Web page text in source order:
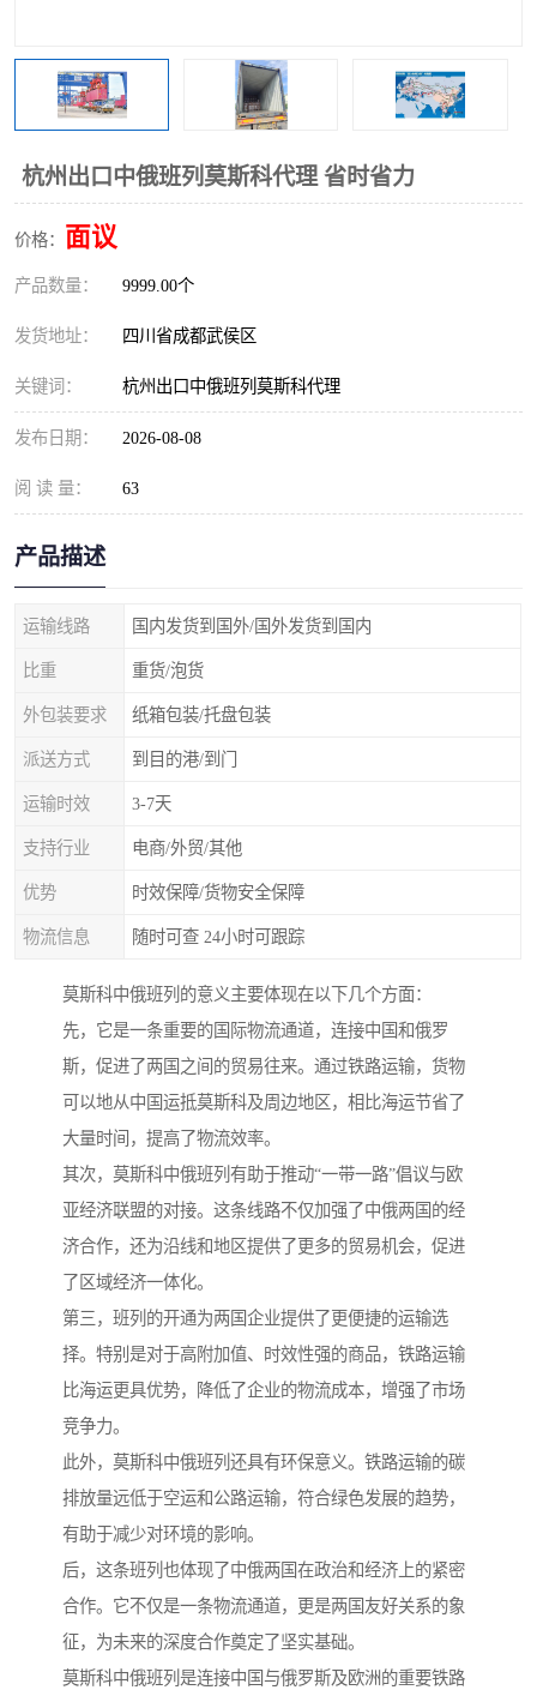
杭州出口中俄班列莫斯科代理 省时省力
价格： 面议
产品数量： 9999.00个
发货地址： 四川省成都武侯区
关键词： 杭州出口中俄班列莫斯科代理
发布日期： 2026-08-08
阅 读 量： 63
产品描述
运输线路 国内发货到国外/国外发货到国内
比重 重货/泡货
外包装要求 纸箱包装/托盘包装
派送方式 到目的港/到门
运输时效 3-7天
支持行业 电商/外贸/其他
优势 时效保障/货物安全保障
物流信息 随时可查 24小时可跟踪
莫斯科中俄班列的意义主要体现在以下几个方面：
先，它是一条重要的国际物流通道，连接中国和俄罗
斯，促进了两国之间的贸易往来。通过铁路运输，货物
可以地从中国运抵莫斯科及周边地区，相比海运节省了
大量时间，提高了物流效率。
其次，莫斯科中俄班列有助于推动“一带一路”倡议与欧
亚经济联盟的对接。这条线路不仅加强了中俄两国的经
济合作，还为沿线和地区提供了更多的贸易机会，促进
了区域经济一体化。
第三，班列的开通为两国企业提供了更便捷的运输选
择。特别是对于高附加值、时效性强的商品，铁路运输
比海运更具优势，降低了企业的物流成本，增强了市场
竞争力。
此外，莫斯科中俄班列还具有环保意义。铁路运输的碳
排放量远低于空运和公路运输，符合绿色发展的趋势，
有助于减少对环境的影响。
后，这条班列也体现了中俄两国在政治和经济上的紧密
合作。它不仅是一条物流通道，更是两国友好关系的象
征，为未来的深度合作奠定了坚实基础。
莫斯科中俄班列是连接中国与俄罗斯及欧洲的重要铁路